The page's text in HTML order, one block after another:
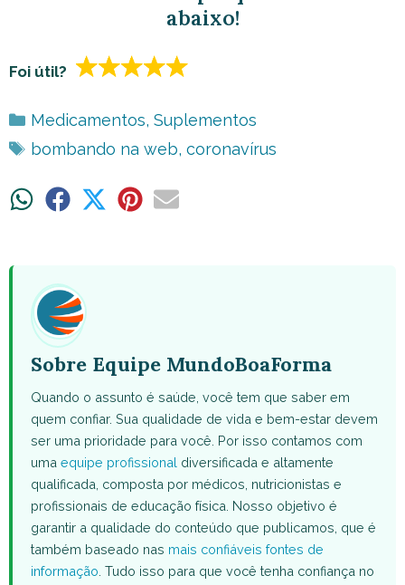
abaixo!
Foi útil?
Categorias
Medicamentos, Suplementos
Tags
bombando na web, coronavírus
ShareShare ShareShareShare
Sobre Equipe MundoBoaForma
Quando o assunto é saúde, você tem que saber em
quem confiar. Sua qualidade de vida e bem-estar devem
ser uma prioridade para você. Por isso contamos com
uma equipe profissional diversificada e altamente
qualificada, composta por médicos, nutricionistas e
profissionais de educação física. Nosso objetivo é
garantir a qualidade do conteúdo que publicamos, que é
também baseado nas mais confiáveis fontes de
informação . Tudo isso para que você tenha confiança no